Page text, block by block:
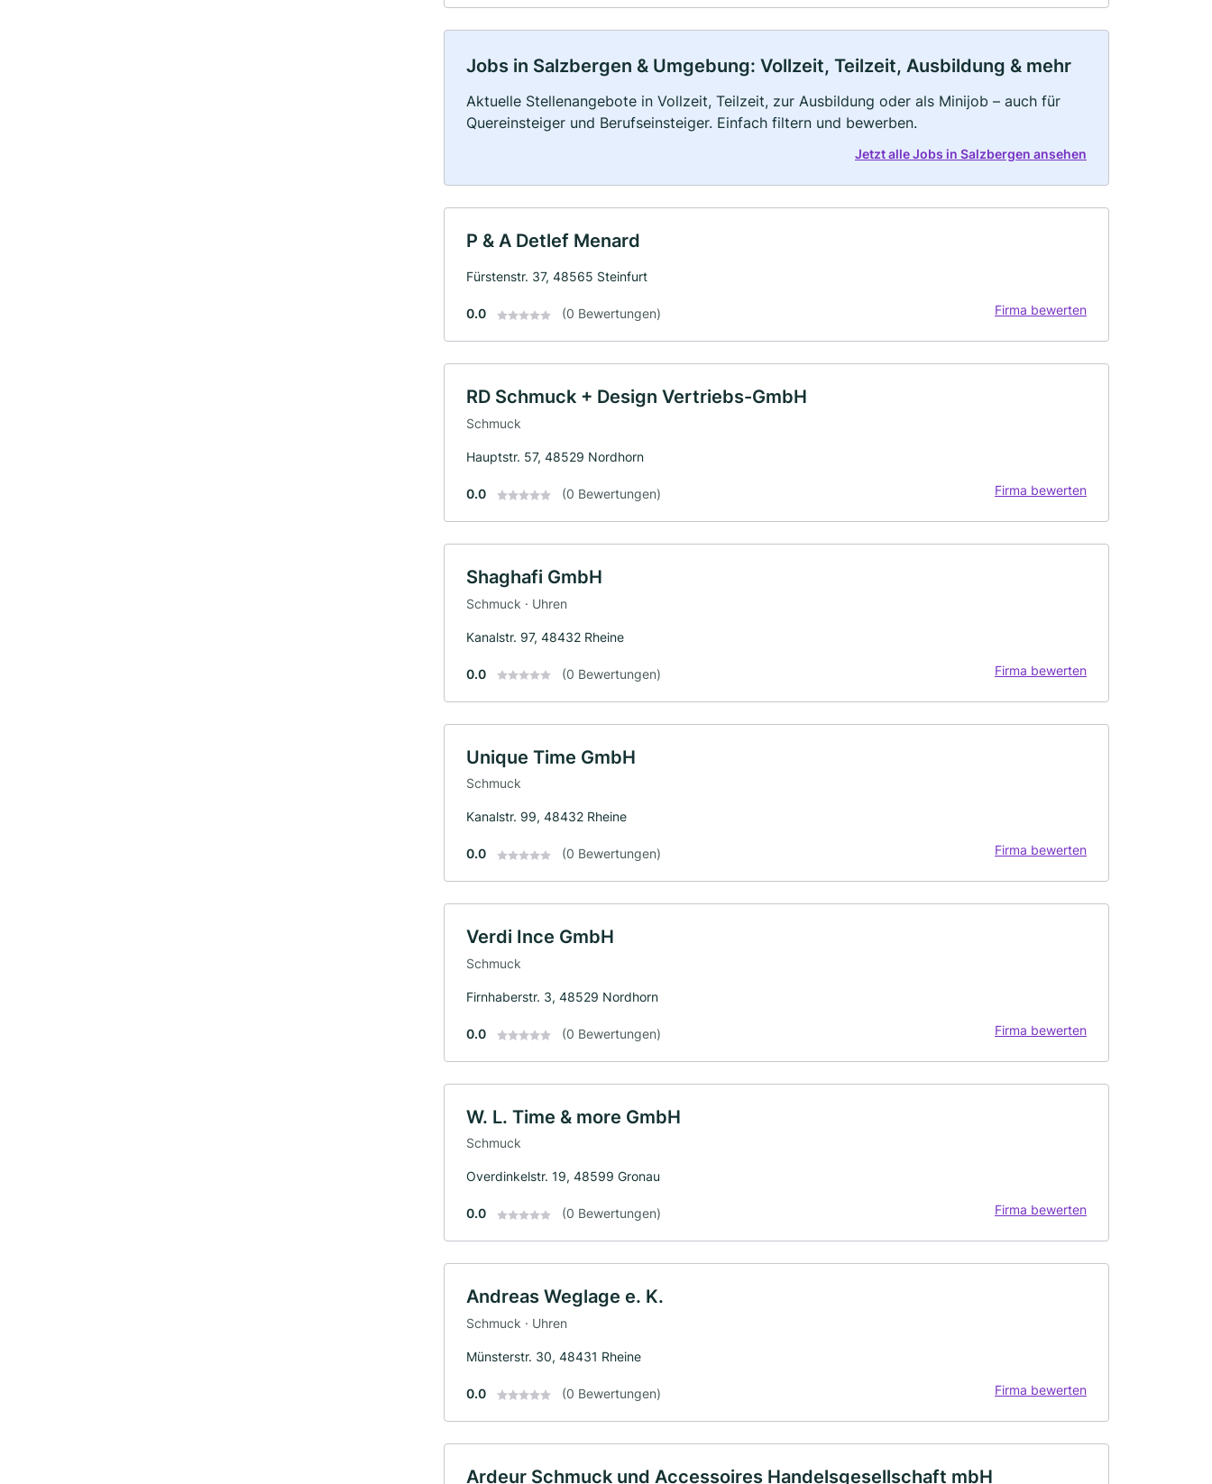
Jobs in Salzbergen & Umgebung: Vollzeit, Teilzeit, Ausbildung & mehr
Aktuelle Stellenangebote in Vollzeit, Teilzeit, zur Ausbildung oder als Minijob – auch für
Quereinsteiger und Berufseinsteiger. Einfach filtern und bewerben.
Jetzt alle Jobs in Salzbergen ansehen
P & A Detlef Menard
Fürstenstr. 37, 48565 Steinfurt
0.0 (0 Bewertungen) Firma bewerten
RD Schmuck + Design Vertriebs-GmbH
Schmuck
Hauptstr. 57, 48529 Nordhorn
0.0 (0 Bewertungen) Firma bewerten
Shaghafi GmbH
Schmuck · Uhren
Kanalstr. 97, 48432 Rheine
0.0 (0 Bewertungen) Firma bewerten
Unique Time GmbH
Schmuck
Kanalstr. 99, 48432 Rheine
0.0 (0 Bewertungen) Firma bewerten
Verdi Ince GmbH
Schmuck
Firnhaberstr. 3, 48529 Nordhorn
0.0 (0 Bewertungen) Firma bewerten
W. L. Time & more GmbH
Schmuck
Overdinkelstr. 19, 48599 Gronau
0.0 (0 Bewertungen) Firma bewerten
Andreas Weglage e. K.
Schmuck · Uhren
Münsterstr. 30, 48431 Rheine
0.0 (0 Bewertungen) Firma bewerten
Ardeur Schmuck und Accessoires Handelsgesellschaft mbH